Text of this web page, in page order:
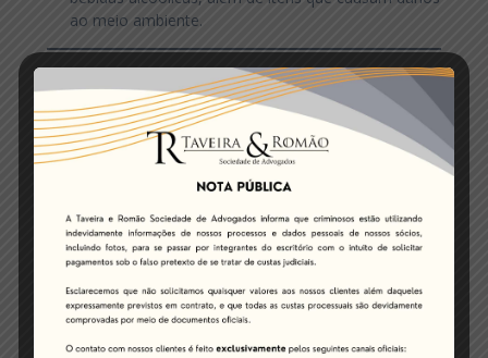
ao meio ambiente.
Impactos e Desafios para as
Empresas
Apesar de trazer avanços importantes, a reforma
apresenta desafios operacionais e financeiros,
principalmente no que diz respeito ao valor do IVA, que
poderá atingir 28,6% — uma das maiores alíquotas do
mundo. Contudo, a regulamentação inicial estabelece
uma média de 26,5%, sujeita a ajustes com a
aprovação de leis complementares e regulamentações